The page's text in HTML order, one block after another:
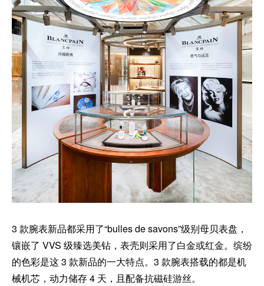
3 款腕表新品都采用了“bulles de savons”级别母贝表盘，
镶嵌了 VVS 级臻选美钻，表壳则采用了白金或红金。缤纷
的色彩是这 3 款新品的一大特点。3 款腕表搭载的都是机
械机芯，动力储存 4 天，且配备抗磁硅游丝。